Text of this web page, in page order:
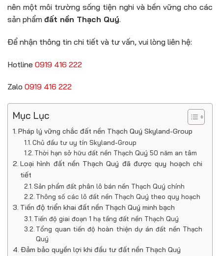
nên một môi trường sống tiện nghi và bền vững cho các
sản phẩm đất nền Thạch Quý.
Để nhận thông tin chi tiết và tư vấn, vui lòng liên hệ:
Hotline 0919 416 222
Zalo 0919 416 222
Mục Lục
Pháp lý vững chắc đất nền Thạch Quý Skyland-Group
Chủ đầu tư uy tín Skyland-Group
Thời hạn sở hữu đất nền Thạch Quý 50 năm an tâm
Loại hình đất nền Thạch Quý đã được quy hoạch chi
tiết
Sản phẩm đất phân lô bán nền Thạch Quý chính
Thông số các lô đất nền Thạch Quý theo quy hoạch
Tiến độ triển khai đất nền Thạch Quý minh bạch
Tiến độ giai đoạn 1 hạ tầng đất nền Thạch Quý
Tổng quan tiến độ hoàn thiện dự án đất nền Thạch
Quý
Đảm bảo quyền lợi khi đầu tư đất nền Thạch Quý